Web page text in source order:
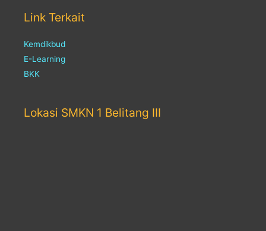
Link Terkait
Kemdikbud
E-Learning
BKK
Lokasi SMKN 1 Belitang III